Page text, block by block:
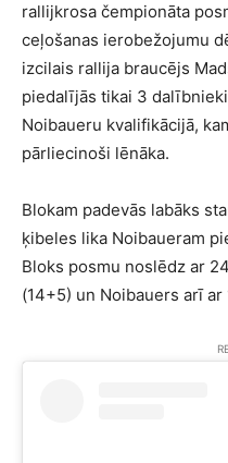
rallijkrosa čempionāta
ceļošanas ierobežojumu
izcilais rallija braucējs
piedalījās tikai 3
Noibaueru kvalifikācijā,
pārliecinoši lēnāka.
Blokam padevās labāks
ķibeles lika Noibaueram
Bloks posmu noslēdz ar
(14+5) un Noibauers arī